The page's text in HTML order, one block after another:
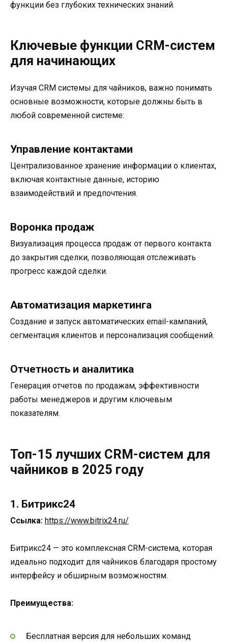
функции без глубоких технических знаний.
Ключевые функции CRM-систем
для начинающих
Изучая CRM системы для чайников, важно понимать
основные возможности, которые должны быть в
любой современной системе:
Управление контактами
Централизованное хранение информации о клиентах,
включая контактные данные, историю
взаимодействий и предпочтения.
Воронка продаж
Визуализация процесса продаж от первого контакта
до закрытия сделки, позволяющая отслеживать
прогресс каждой сделки.
Автоматизация маркетинга
Создание и запуск автоматических email-кампаний,
сегментация клиентов и персонализация сообщений.
Отчетность и аналитика
Генерация отчетов по продажам, эффективности
работы менеджеров и другим ключевым
показателям.
Топ-15 лучших CRM-систем для
чайников в 2025 году
1. Битрикс24
Ссылка: https://www.bitrix24.ru/
Битрикс24 — это комплексная CRM-система, которая
идеально подходит для чайников благодаря простому
интерфейсу и обширным возможностям.
Преимущества:
Бесплатная версия для небольших команд